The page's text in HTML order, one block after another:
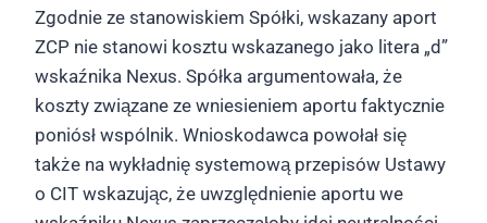
Zgodnie ze stanowiskiem Spółki, wskazany aport
ZCP nie stanowi kosztu wskazanego jako litera „d”
wskaźnika Nexus. Spółka argumentowała, że
koszty związane ze wniesieniem aportu faktycznie
poniósł wspólnik. Wnioskodawca powołał się
także na wykładnię systemową przepisów Ustawy
o CIT wskazując, że uwzględnienie aportu we